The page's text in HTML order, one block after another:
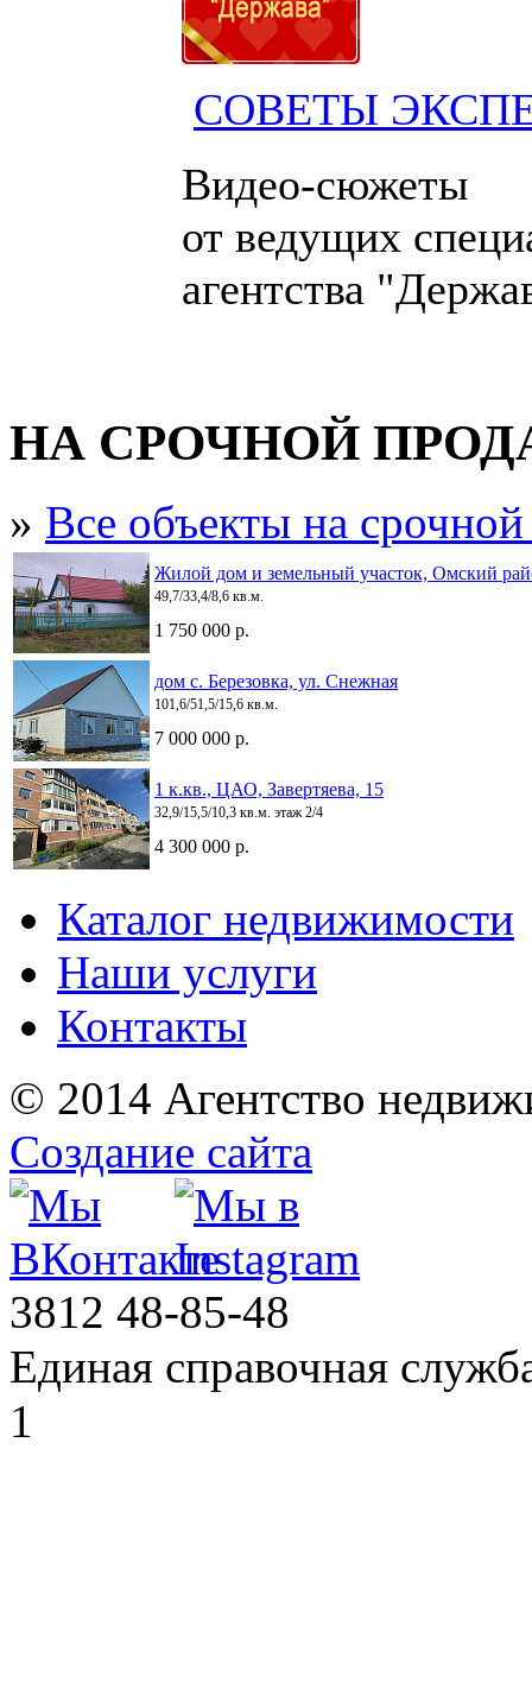
СОВЕТЫ
Видео-сюжеты
от ведущих
агентства
НА СРОЧНОЙ
» Все объекты на
Жилой дом и земельный участок, Омский
49,7/33,4/8,6 кв.м.
1 750 000 р.
дом с. Березовка, ул. Снежная
101,6/51,5/15,6 кв.м.
7 000 000 р.
1 к.кв., ЦАО, Завертяева, 15
32,9/15,5/10,3 кв.м. этаж 2/4
4 300 000 р.
Каталог недвижимости
Наши услуги
Контакты
© 2014 Агентство
Создание сайта
3812 48-85-48
Единая справочная
1